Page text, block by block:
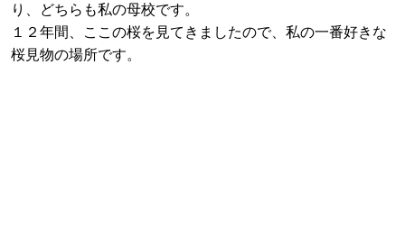
り、どちらも私の母校です。
１２年間、ここの桜を見てきましたので、私の一番好きな
桜見物の場所です。